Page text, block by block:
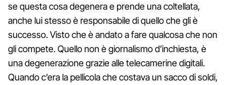
se questa cosa degenera e prende una coltellata,
anche lui stesso è responsabile di quello che gli è
successo. Visto che è andato a fare qualcosa che non
gli compete. Quello non è giornalismo d’inchiesta, è
una degenerazione grazie alle telecamerine digitali.
Quando c’era la pellicola che costava un sacco di soldi,